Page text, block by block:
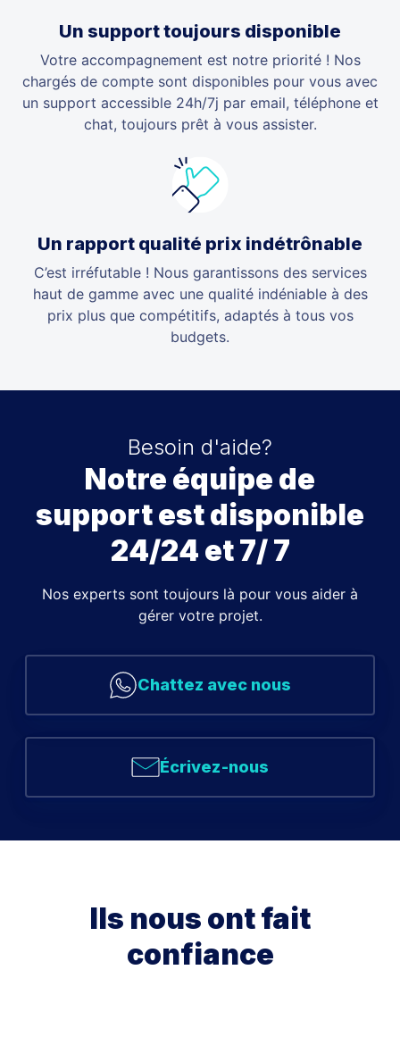
Un support toujours disponible
Votre accompagnement est notre priorité ! Nos
chargés de compte sont disponibles pour vous avec
un support accessible 24h/7j par email, téléphone et
chat, toujours prêt à vous assister.
Un rapport qualité prix indétrônable
C’est irréfutable ! Nous garantissons des services
haut de gamme avec une qualité indéniable à des
prix plus que compétitifs, adaptés à tous vos
budgets.
Besoin d'aide?
Notre équipe de
support est disponible
24/24 et 7/ 7
Nos experts sont toujours là pour vous aider à
gérer votre projet.
Chattez avec nous
Écrivez-nous
Ils nous ont fait
confiance